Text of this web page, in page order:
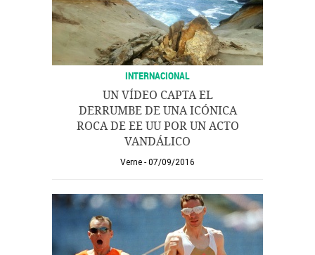
INTERNACIONAL
UN VÍDEO CAPTA EL
DERRUMBE DE UNA ICÓNICA
ROCA DE EE UU POR UN ACTO
VANDÁLICO
Verne 07/09/2016